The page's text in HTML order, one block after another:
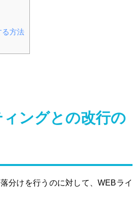
る方法
ングとの改行の
分けを行うのに対して、WEBライ